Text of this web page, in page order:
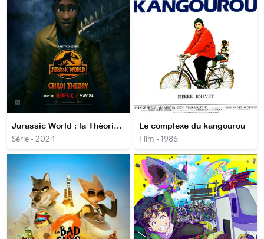
Jurassic World : la Théorie du chaos
Série • 2024
Le complexe du kangourou
Film • 1986